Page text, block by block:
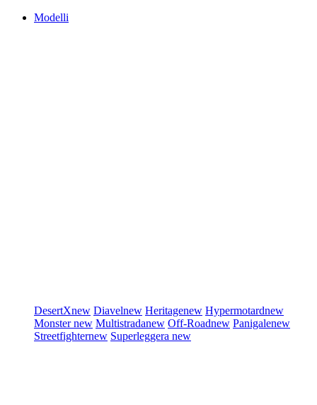
Modelli
DesertXnew Diavelnew Heritagenew Hypermotardnew
Monsternew Multistradanew Off-Roadnew Panigalenew
Streetfighternew Superleggera new